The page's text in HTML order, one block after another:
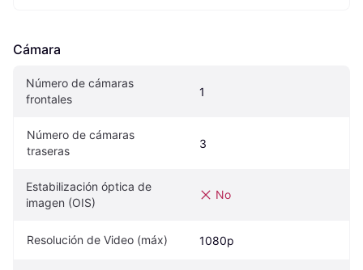
Cámara
Número de cámaras
frontales
1
Número de cámaras
traseras
3
Estabilización óptica de
imagen (OIS)
No
Resolución de Video (máx) 1080p